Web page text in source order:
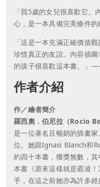
「我5歲的女兒很喜歡它
心，是一本具備完美條件
「這是一本充滿正確價值
珍惜真正的友誼。內容插
的孩子很喜歡這本書。」
作者介紹
作／繪者簡介
羅西奧．伯尼拉（Rocio
是一位著名且暢銷的插畫
位。她跟Ignasi Blanch和
約四十本書，獲獎無數，其
本書《原來這樣就是霸凌
手，在這之前她亦為許多